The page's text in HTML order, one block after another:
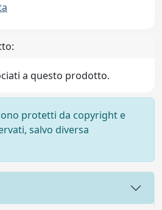
a questo prodotto.
protetti da copyright e
salvo diversa